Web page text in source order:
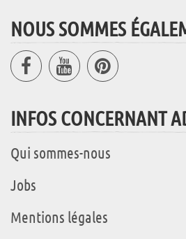
NOUS SOMMES
INFOS CONCERNANT
Qui sommes-nous
Jobs
Mentions légales